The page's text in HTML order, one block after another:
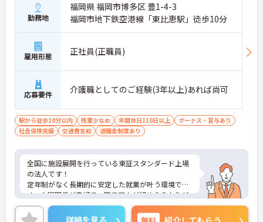
勤務地
福岡県 福岡市博多区 豊1-4-3
福岡市地下鉄空港線「東比恵駅」徒歩10分
雇用形態 正社員(正職員)
応募要件 介護職としてのご経験(3年以上)あれば尚可
駅から徒歩10分以内 残業少なめ 年間休日110日以上
ボーナス・賞与あり
社会保険完備
交通費支給 退職金制度あり
全国に施設展開を行っている東証スタンダード上場
の法人です！
定年制がなく長期的に安定した就業が叶う環境で
す。人間関係が良好で、職員同士が認め合う文化が
根付いています。
ご興味のある方には、面接対策ポイントなど、さら